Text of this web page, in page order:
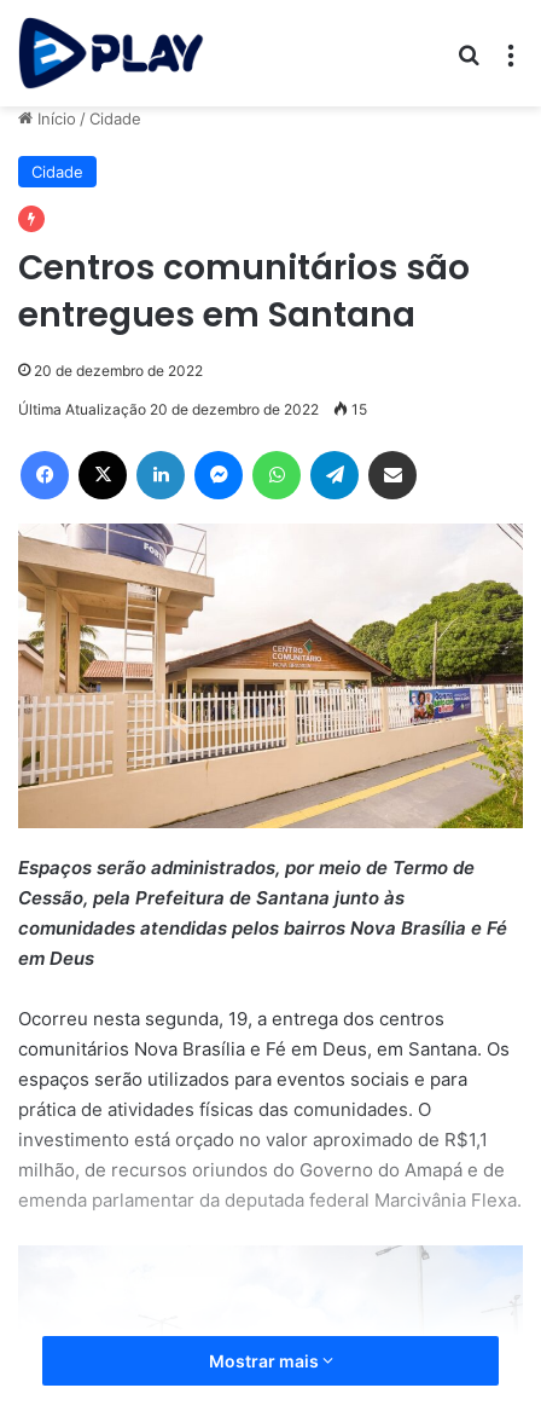
Início /Cidade
Cidade
Centros comunitários são
entregues em Santana
20 de dezembro de 2022
Última Atualização 20 de dezembro de 2022 15
Facebook Linkedin MessengerWhatsAppTelegram
Espaços serão administrados, por meio de Termo de
Cessão, pela Prefeitura de Santana junto às
comunidades atendidas pelos bairros Nova Brasília e Fé
em Deus
Ocorreu nesta segunda, 19, a entrega dos centros
comunitários Nova Brasília e Fé em Deus, em Santana. Os
espaços serão utilizados para eventos sociais e para
prática de atividades físicas das comunidades. O
investimento está orçado no valor aproximado de R$1,1
milhão, de recursos oriundos do Governo do Amapá e de
emenda parlamentar da deputada federal Marcivânia Flexa.
Mostrar mais